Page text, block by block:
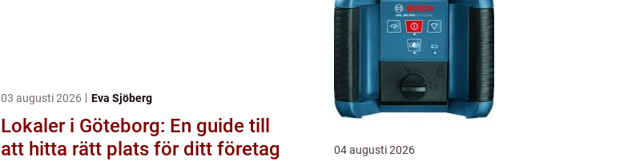
03 augusti 2026 Eva Sjöberg
Lokaler i Göteborg: En guide till
att hitta rätt plats för ditt företag
04 augusti 2026